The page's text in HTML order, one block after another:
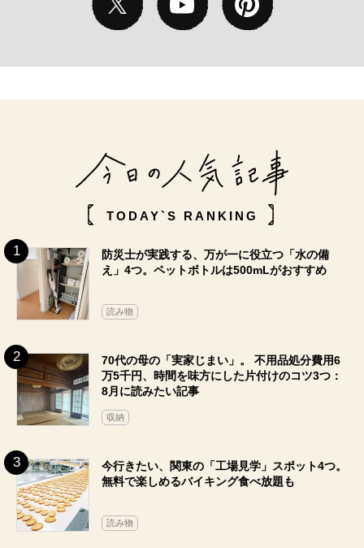
TODAY`S RANKING
防災士が実践する、万が一に役立つ「水の備
え」4つ。ペットボトルは500mLがおすすめ
読み物
70代の母の「実家じまい」。 不用品処分費用6
万5千円、時間を味方にした片付けのコツ3つ：
8月に読みたい記事
収納
今行きたい、関東の「工場見学」スポット4つ。
無料で楽しめるバイキング食べ放題も
読み物